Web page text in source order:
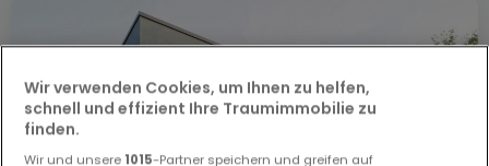
Wir verwenden Cookies, um Ihnen zu helfen,
schnell und effizient Ihre Traumimmobilie zu
finden.
Wir und unsere 1015-Partner speichern und greifen auf